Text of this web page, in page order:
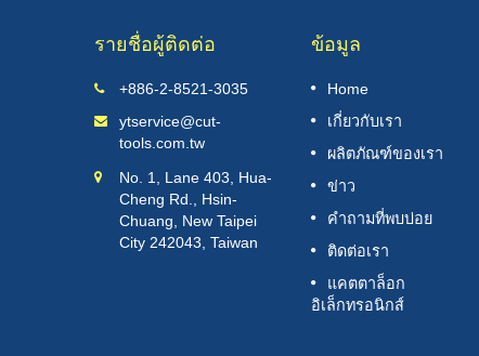
รายชื่อผู้ติดต่อ
+886-2-8521-3035
ytservice@cut-
tools.com.tw
No. 1, Lane 403, Hua-
Cheng Rd., Hsin-
Chuang, New Taipei
City 242043, Taiwan
ข้อมูล
Home
เกี่ยวกับเรา
ผลิตภัณฑ์ของเรา
ข่าว
คำถามที่พบบ่อย
ติดต่อเรา
แคตตาล็อก
อิเล็กทรอนิกส์
11
JUL
2025 IMTOS (India Machine Tools
& Equipment Exhibition)
อ่านเพิ่มเติม